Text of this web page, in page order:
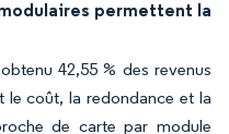
permettent la
42,55 % des revenus
le coût, la redondance et la
de carte par module